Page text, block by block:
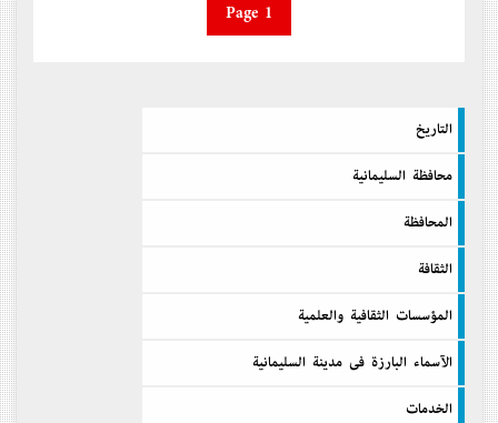
Page 1
التاريخ
محافظة السليمانية
المحافظة
الثقافة
المؤسسات الثقافية والعلمية
الآسماء البارزة فى مدينة السليمانية
الخدمات